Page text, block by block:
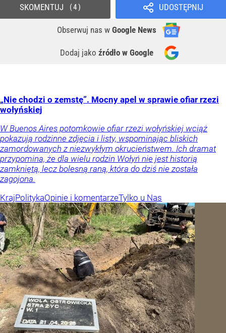
UDOSTĘPNIJ
Obserwuj nas w Google News
Dodaj jako źródło w Google
SKOMENTUJ 4
„Nie chodzi o zemstę”. Mocny apel w sprawie ofiar rzezi
wołyńskiej
W Buenos Aires potomkowie ofiar rzezi wołyńskiej wciąż
pokazują rodzinne zdjęcia i listy, wspominając bliskich
zamordowanych z niezwykłym okrucieństwem. Ich dramat
przypomina, że dla wielu rodzin Wołyń nie jest historią
zamkniętą, lecz bolesną raną, która do dziś nie została
zagojona.
KrajPolitykaOpinie i komentarzeTylko u Nas